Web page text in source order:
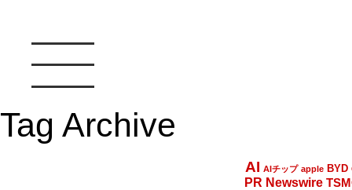
Tag Archive
AI AIチップ apple BYD
PR Newswire